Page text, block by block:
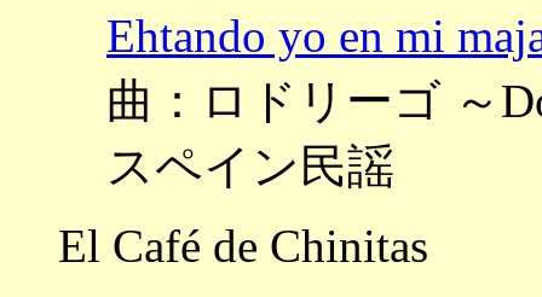
Ehtando yo en mi
曲：ロドリーゴ ～
スペイン民謡
El Café de Chinitas